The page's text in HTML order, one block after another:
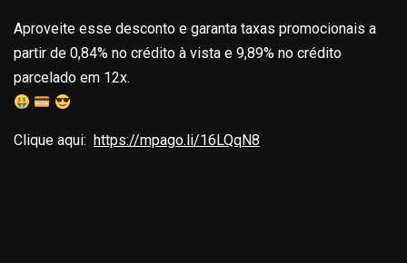
Aproveite esse desconto e garanta taxas promocionais a
partir de 0,84% no crédito à vista e 9,89% no crédito
parcelado em 12x.
Clique aqui: https://mpago.li/16LQqN8